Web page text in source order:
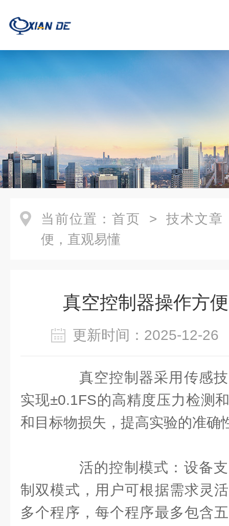
当前位置： 首页 > 技术文章
便，直观易懂
真空控制器操作方
更新时间：2025-12-
真空控制器采用传感技
实现±0.1FS的高精度压力检测
和目标物损失，提高实验的准确
活的控制模式：设备支
制双模式，用户可根据需求灵
多个程序，每个程序最多包含